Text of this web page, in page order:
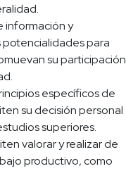
información y
para
su participación
específicos de
su decisión personal
superiores.
valorar y realizar de
productivo, como